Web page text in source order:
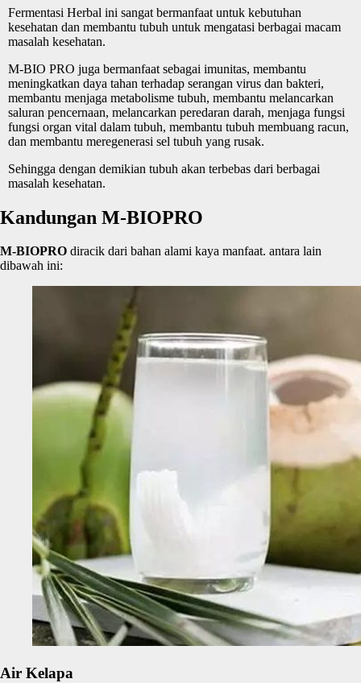
Fermentasi Herbal ini sangat bermanfaat untuk kebutuhan
kesehatan dan membantu tubuh untuk mengatasi berbagai macam
masalah kesehatan.
M-BIO PRO juga bermanfaat sebagai imunitas, membantu
meningkatkan daya tahan terhadap serangan virus dan bakteri,
membantu menjaga metabolisme tubuh, membantu melancarkan
saluran pencernaan, melancarkan peredaran darah, menjaga fungsi
fungsi organ vital dalam tubuh, membantu tubuh membuang racun,
dan membantu meregenerasi sel tubuh yang rusak.
Sehingga dengan demikian tubuh akan terbebas dari berbagai
masalah kesehatan.
Kandungan M-BIOPRO
M-BIOPRO diracik dari bahan alami kaya manfaat. antara lain
dibawah ini:
Air Kelapa